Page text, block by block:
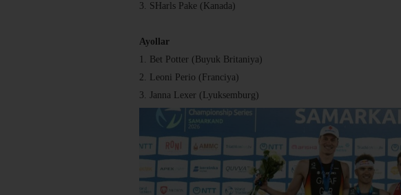
3. SHarls Pake (Kanada)
Ayollar
1. Bet Potter (Buyuk Britaniya)
2. Leoni Perio (Franciya)
3. Janna Lexer (Lyuksemburg)